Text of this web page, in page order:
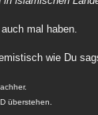
mal haben.
wie Du
überstehen.